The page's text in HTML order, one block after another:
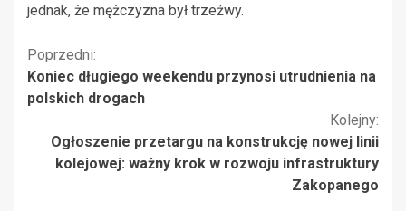
jednak, że mężczyzna był trzeźwy.
Kontynuuj
czytanie
Poprzedni:
Koniec długiego weekendu przynosi utrudnienia na
polskich drogach
Kolejny:
Ogłoszenie przetargu na konstrukcję nowej linii
kolejowej: ważny krok w rozwoju infrastruktury
Zakopanego